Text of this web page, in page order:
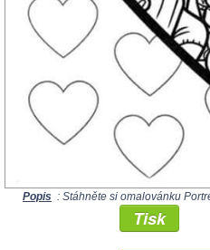
Popis : Stáhněte si omalovánku
Tisk